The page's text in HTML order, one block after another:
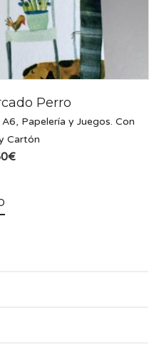
Perro
A6, Papelería y Juegos. Con
Cartón
€